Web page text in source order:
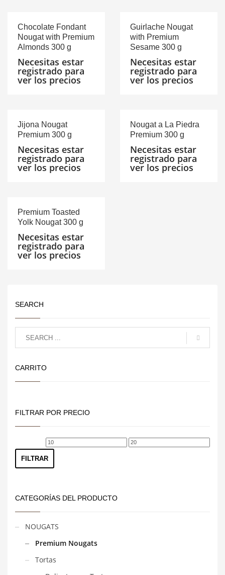
Chocolate Fondant
Nougat with Premium
Almonds 300 g
Necesitas estar
registrado para
ver los precios
Guirlache Nougat
with Premium
Sesame 300 g
Necesitas estar
registrado para
ver los precios
Jijona Nougat
Premium 300 g
Necesitas estar
registrado para
ver los precios
Nougat a La Piedra
Premium 300 g
Necesitas estar
registrado para
ver los precios
Premium Toasted
Yolk Nougat 300 g
Necesitas estar
registrado para
ver los precios
SEARCH
CARRITO
FILTRAR POR PRECIO
Precio
mínimo
Precio
FILTRAR
CATEGORÍAS DEL PRODUCTO
NOUGATS
Premium Nougats
Tortas